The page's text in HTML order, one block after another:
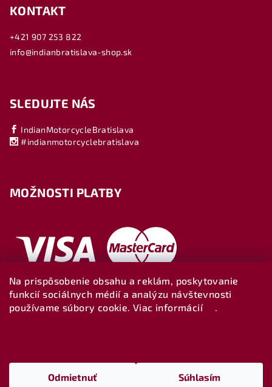
Na prispôsobenie obsahu a reklám, poskytovanie
funkcií sociálnych médií a analýzu návštevnosti
používame súbory cookie. Viac informácií
.
Odmietnuť Súhlasím
KONTAKT
+421 907 253 822
info@indianbratislava-shop.sk
SLEDUJTE NÁS
IndianMotorcycleBratislava
#indianmotorcyclebratislava
MOŽNOSTI PLATBY
Upraviť nastavenie cookies